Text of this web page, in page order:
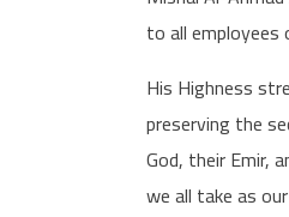
to all
His Highness
preserving the
God, their Emir,
we all take as